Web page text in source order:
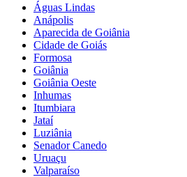
Águas Lindas
Anápolis
Aparecida de Goiânia
Cidade de Goiás
Formosa
Goiânia
Goiânia Oeste
Inhumas
Itumbiara
Jataí
Luziânia
Senador Canedo
Uruaçu
Valparaíso